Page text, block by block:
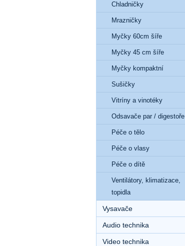
Chladničky
Mrazničky
Myčky 60cm šíře
Myčky 45 cm šíře
Myčky kompaktní
Sušičky
Vitríny a vinotéky
Odsavače par / digestoře
Péče o tělo
Péče o vlasy
Péče o dítě
Ventilátory, klimatizace,
topidla
Vysavače
Audio technika
Video technika